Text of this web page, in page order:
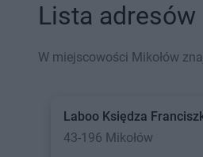
Lista
W miejscowości Mikołów
Laboo Księdza
43-196 Mikołów